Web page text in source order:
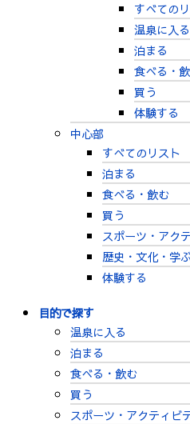
すべての
温泉に入る
泊まる
食べる・
買う
体験する
中心部
すべてのリスト
泊まる
食べる・飲む
買う
スポーツ・アク
歴史・文化・学
体験する
目的で探す
温泉に入る
泊まる
食べる・飲む
買う
スポーツ・アクティビ